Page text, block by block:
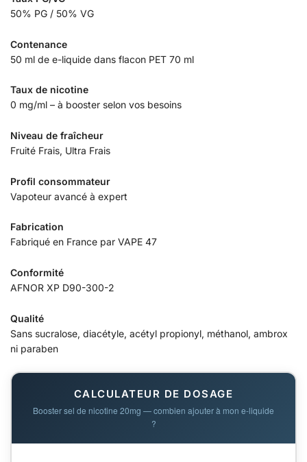
50% PG / 50% VG
Contenance
50 ml de e-liquide dans flacon PET 70 ml
Taux de nicotine
0 mg/ml – à booster selon vos besoins
Niveau de fraîcheur
Fruité Frais, Ultra Frais
Profil consommateur
Vapoteur avancé à expert
Fabrication
Fabriqué en France par VAPE 47
Conformité
AFNOR XP D90-300-2
Qualité
Sans sucralose, diacétyle, acétyl propionyl, méthanol, ambrox
ni paraben
CALCULATEUR DE DOSAGE
Booster sel de nicotine 20mg — combien ajouter à mon e-liquide
?